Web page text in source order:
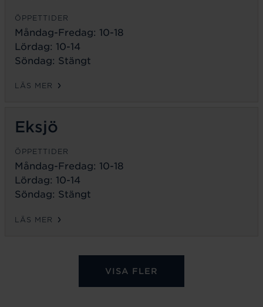
ÖPPETTIDER
Måndag-Fredag: 10-18
Lördag: 10-14
Söndag: Stängt
LÄS MER
Eksjö
ÖPPETTIDER
Måndag-Fredag: 10-18
Lördag: 10-14
Söndag: Stängt
LÄS MER
VISA FLER